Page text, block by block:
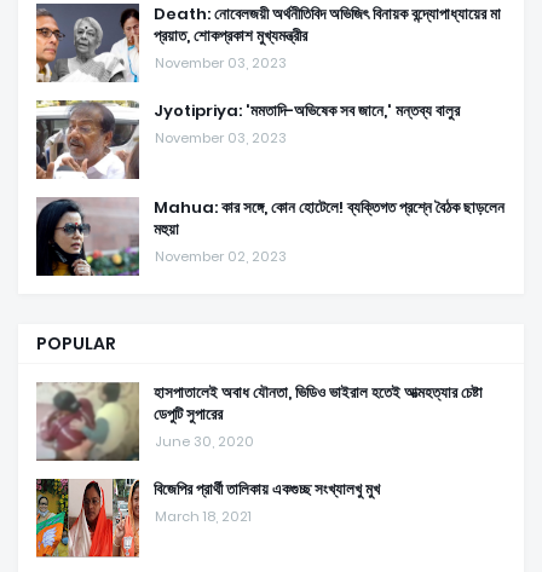
Death: নোবেলজয়ী অর্থনীতিবিদ অভিজিৎ বিনায়ক বন্দ্যোপাধ্যায়ের মা
প্রয়াত, শোকপ্রকাশ মুখ্যমন্ত্রীর
November 03, 2023
Jyotipriya: 'মমতাদি-অভিষেক সব জানে,' মন্তব্য বালুর
November 03, 2023
Mahua: কার সঙ্গে, কোন হোটেলে! ব্যক্তিগত প্রশ্নে বৈঠক ছাড়লেন
মহুয়া
November 02, 2023
POPULAR
হাসপাতালেই অবাধ যৌনতা, ভিডিও ভাইরাল হতেই আত্মহত্যার চেষ্টা
ডেপুটি সুপারের
June 30, 2020
বিজেপির প্রার্থী তালিকায় একগুচ্ছ সংখ্যালখু মুখ
March 18, 2021